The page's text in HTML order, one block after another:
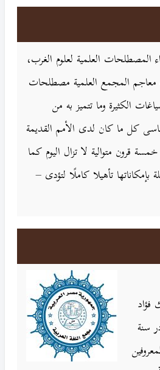
المصطلحات العلمية لعلوم الغرب،
المجمع العلمية مصطلحات
الكثيرة وما تتميز به من
کل ما کان لدى الأمم القديمة
قرون متوالية لا تزال اليوم كما
تأهيلا كاملًا لتؤدى –
الملك فؤاد
سنة
المعروفين